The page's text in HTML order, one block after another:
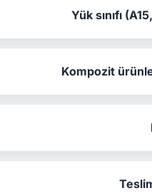
Yük sınıfı
Kompozit